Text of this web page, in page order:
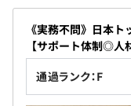
《実務不問》日本
【サポート体制◎人
通過ランク：F